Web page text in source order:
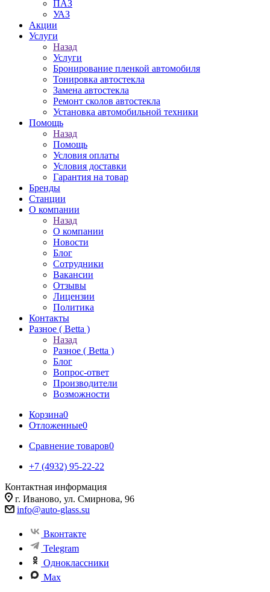
ПАЗ
УАЗ
Акции
Услуги
Назад
Услуги
Бронирование пленкой автомобиля
Тонировка автостекла
Замена автостекла
Ремонт сколов автостекла
Установка автомобильной техники
Помощь
Назад
Помощь
Условия оплаты
Условия доставки
Гарантия на товар
Бренды
Станции
О компании
Назад
О компании
Новости
Блог
Сотрудники
Вакансии
Отзывы
Лицензии
Политика
Контакты
Разное ( Betta )
Назад
Разное ( Betta )
Блог
Вопрос-ответ
Производители
Возможности
Корзина0
Отложенные0
Сравнение товаров0
+7 (4932) 95-22-22
Контактная информация
г. Иваново, ул. Смирнова, 96
info@auto-glass.su
Вконтакте
Telegram
Одноклассники
Max